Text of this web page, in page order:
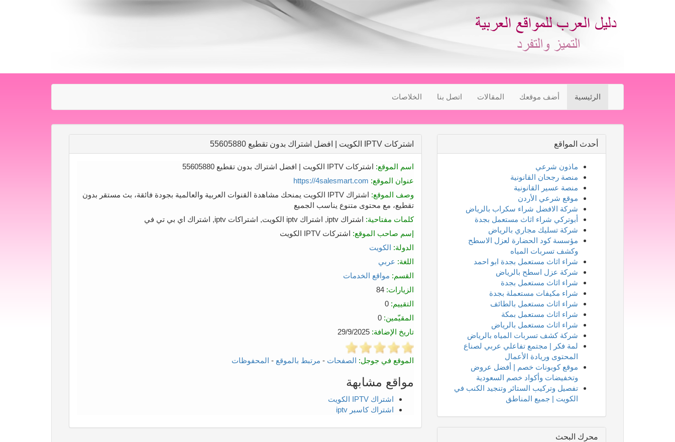
الرئيسية أضف موقعك المقالات اتصل بنا الخلاصات
اشتركات IPTV الكويت | افضل اشتراك بدون تقطيع 55605880
اسم الموقع: اشتركات IPTV الكويت | افضل اشتراك بدون تقطيع 55605880
عنوان الموقع: https://4salesmart.com
وصف الموقع:
اشتراك IPTV الكويت يمنحك مشاهدة القنوات العربية والعالمية بجودة فائقة، بث مستقر بدون
تقطيع، مع محتوى متنوع يناسب الجميع
كلمات مفتاحية: اشتراك iptv, اشتراك iptv الكويت, اشتراكات iptv, اشتراك اي بي تي في
إسم صاحب الموقع: اشتركات IPTV الكويت
الدولة: الكويت
اللغة: عربي
القسم: مواقع الخدمات
الزيارات:
التقييم:
المقيّمين:
تاريخ الإضافة:
الموقع في جوجل: الصفحات - مرتبط بالموقع - المحفوظات
مواقع مشابهة
اشتراك IPTV الكويت
اشتراك كاسبر iptv
أحدث المواقع
ماذون شرعي
منصة رجحان القانونية
منصة عسير القانونية
موقع شرعي الأردن
شركة الافضل شراء سكراب بالرياض
أبوتركي شراء اثاث مستعمل بجدة
شركة تسليك مجاري بالرياض
مؤسسة كود الحضارة لعزل الاسطح
وكشف تسربات المياه
شراء اثاث مستعمل بجدة ابو احمد
شركة عزل اسطح بالرياض
شراء اثاث مستعمل بجدة
شراء مكيفات مستعملة بجدة
شراء اثاث مستعمل بالطائف
شراء اثاث مستعمل بمكة
شراء اثاث مستعمل بالرياض
شركة كشف تسربات المياه بالرياض
لمة فكر | مجتمع تفاعلي عربي لصناع
المحتوى وريادة الأعمال
موقع كوبونات خصم | أفضل عروض
وتخفيضات وأكواد خصم السعودية
تفصيل وتركيب الستائر وتنجيد الكنب في
الكويت | جميع المناطق
محرك البحث